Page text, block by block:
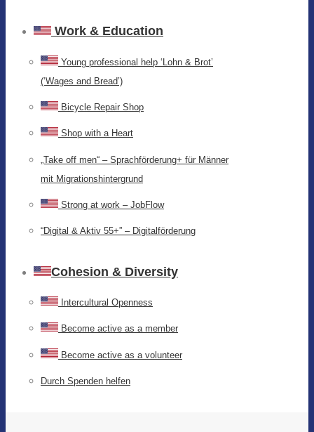
Work & Education
Young professional help ‘Lohn & Brot’
(‘Wages and Bread’)
Bicycle Repair Shop
Shop with a Heart
„Take off men“ – Sprachförderung+ für Männer
mit Migrationshintergrund
Strong at work – JobFlow
“Digital & Aktiv 55+” – Digitalförderung
Cohesion & Diversity
Intercultural Openness
Become active as a member
Become active as a volunteer
Durch Spenden helfen